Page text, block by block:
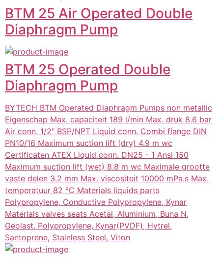
BTM 25 Air Operated Double
Diaphragm Pump
BTM 25 Operated Double
Diaphragm Pump
BYTECH BTM Operated Diaphragm Pumps non metallic
Eigenschap Max. capaciteit 189 l/min Max. druk 8.6 bar
Air conn. 1/2" BSP/NPT Liquid conn. Combi flange DIN
PN10/16 Maximum suction lift (dry) 4.9 m wc
Certificaten ATEX Liquid conn. DN25 - 1 Ansi 150
Maximum suction lift (wet) 8.8 m wc Maximale grootte
vaste delen 3.2 mm Max. viscositeit 10000 mPa.s Max.
temperatuur 82 °C Materials liquids parts
Polypropylene, Conductive Polypropylene, Kynar
Materials valves seats Acetal, Aluminium, Buna N,
Geolast, Polypropylene, Kynar(PVDF), Hytrel,
Santoprene, Stainless Steel, Viton